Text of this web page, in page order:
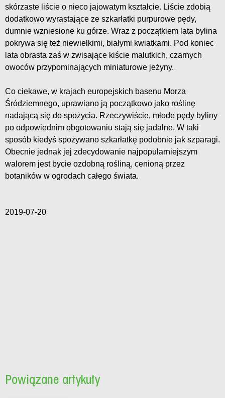
skórzaste liście o nieco jajowatym kształcie. Liście zdobią
dodatkowo wyrastające ze szkarłatki purpurowe pędy,
dumnie wzniesione ku górze. Wraz z początkiem lata bylina
pokrywa się też niewielkimi, białymi kwiatkami. Pod koniec
lata obrasta zaś w zwisające kiście malutkich, czarnych
owoców przypominających miniaturowe jeżyny.
Co ciekawe, w krajach europejskich basenu Morza
Śródziemnego, uprawiano ją początkowo jako roślinę
nadającą się do spożycia. Rzeczywiście, młode pędy byliny
po odpowiednim obgotowaniu stają się jadalne. W taki
sposób kiedyś spożywano szkarłatkę podobnie jak szparagi.
Obecnie jednak jej zdecydowanie najpopularniejszym
walorem jest bycie ozdobną rośliną, cenioną przez
botaników w ogrodach całego świata.
2019-07-20
Powiązane artykuły